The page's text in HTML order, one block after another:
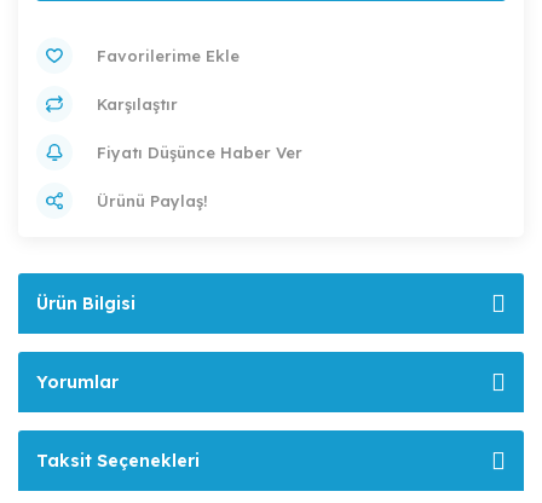
Karşılaştır
Fiyatı Düşünce Haber Ver
Ürünü Paylaş!
Ürün Bilgisi
Yorumlar
Taksit Seçenekleri